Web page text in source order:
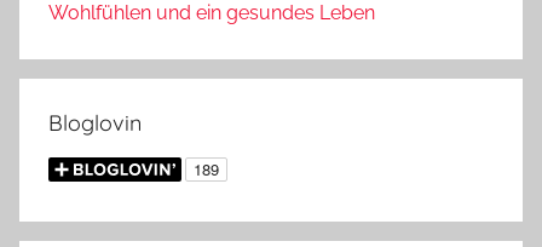
Wohlfühlen und ein gesundes Leben
Bloglovin